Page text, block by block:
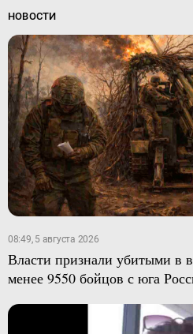
НОВОСТИ
08:49, 5 августа 2026
Власти признали убитыми в
менее 9550 бойцов с юга